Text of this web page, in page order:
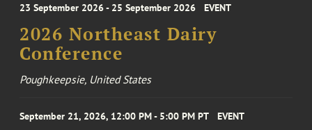
23 September 2026 - 25 September 2026 EVENT
2026 Northeast Dairy
Conference
Poughkeepsie, United States
September 21, 2026, 12:00 PM - 5:00 PM PT EVENT